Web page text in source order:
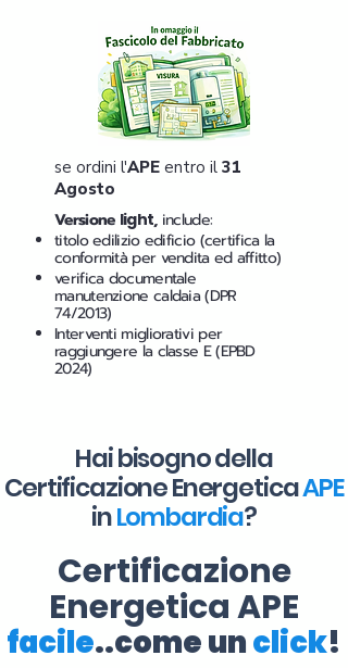
se ordini l'APE entro il 31
Agosto
Versione light,include:
titolo edilizio edificio (certifica la
conformità per vendita ed affitto)
verifica documentale
manutenzione caldaia (DPR
74/2013)
Interventi migliorativi per
raggiungere la classe E (EPBD
2024)
Hai bisogno della
Certificazione EnergeticaAPE
inLombardia?
Certificazione
Energetica APE
facile..come unclick!